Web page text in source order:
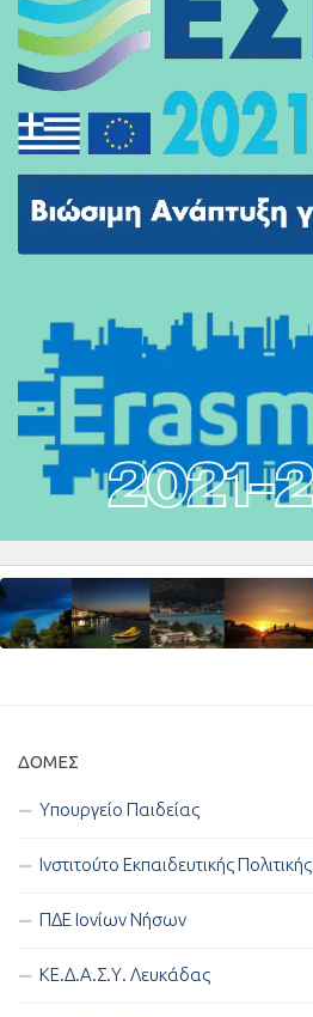
ΔΟΜΈΣ
Υπουργείο Παιδείας
Ινστιτούτο Εκπαιδευτικής Πολιτικής
ΠΔΕ Ιονίων Νήσων
ΚΕ.Δ.Α.Σ.Υ. Λευκάδας